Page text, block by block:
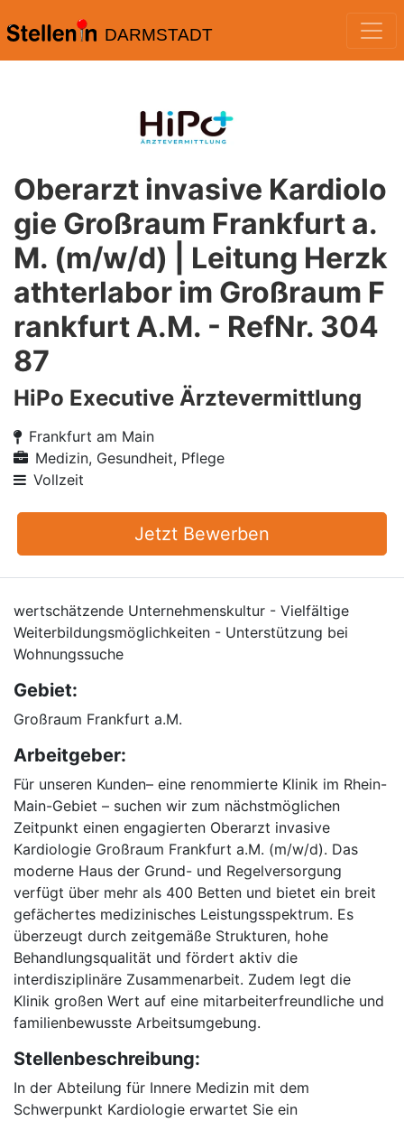
DARMSTADT
Oberarzt invasive Kardiolo
gie Großraum Frankfurt a.
M. (m/w/d) | Leitung Herzk
athterlabor im Großraum F
rankfurt A.M. - RefNr. 304
87
HiPo Executive Ärztevermittlung
Frankfurt am Main
Medizin, Gesundheit, Pflege
Vollzeit
Jetzt Bewerben
wertschätzende Unternehmenskultur - Vielfältige
Weiterbildungsmöglichkeiten - Unterstützung bei
Wohnungssuche
Gebiet:
Großraum Frankfurt a.M.
Arbeitgeber:
Für unseren Kunden– eine renommierte Klinik im Rhein-
Main-Gebiet – suchen wir zum nächstmöglichen
Zeitpunkt einen engagierten Oberarzt invasive
Kardiologie Großraum Frankfurt a.M. (m/w/d). Das
moderne Haus der Grund- und Regelversorgung
verfügt über mehr als 400 Betten und bietet ein breit
gefächertes medizinisches Leistungsspektrum. Es
überzeugt durch zeitgemäße Strukturen, hohe
Behandlungsqualität und fördert aktiv die
interdisziplinäre Zusammenarbeit. Zudem legt die
Klinik großen Wert auf eine mitarbeiterfreundliche und
familienbewusste Arbeitsumgebung.
Stellenbeschreibung:
In der Abteilung für Innere Medizin mit dem
Schwerpunkt Kardiologie erwartet Sie ein